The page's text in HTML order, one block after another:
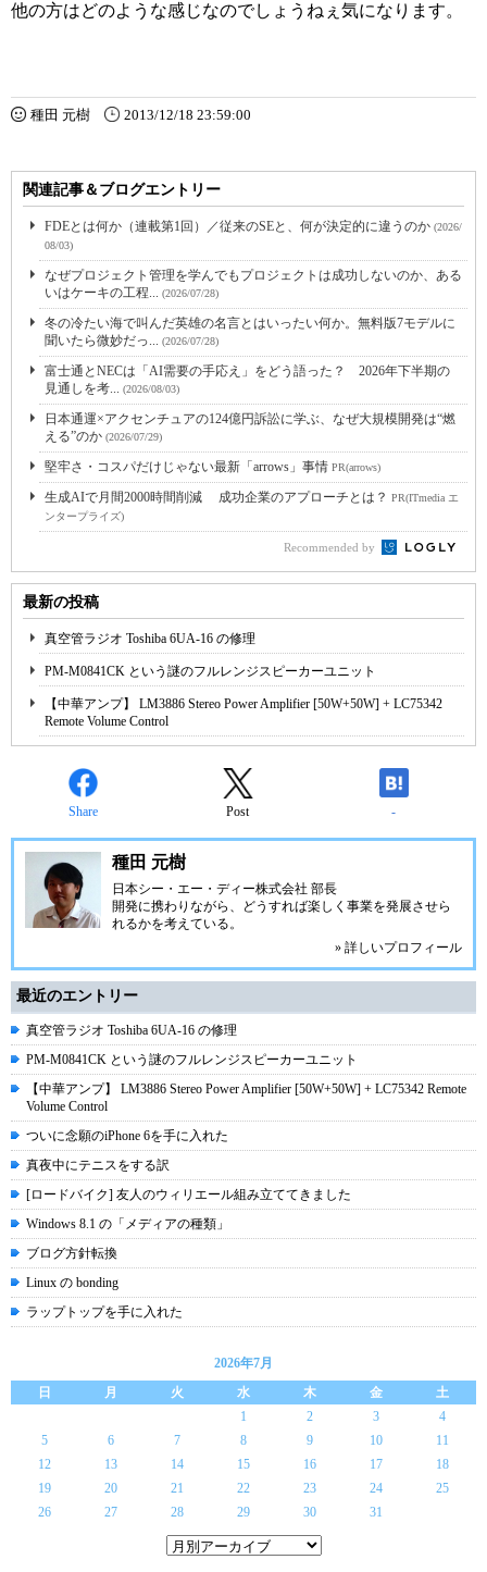
他の方はどのような感じなのでしょうねぇ気になります。
種田 元樹 2013/12/18 23:59:00
関連記事＆ブログエントリー
FDEとは何か（連載第1回）／従来のSEと、何が決定的に違うのか (2026/
08/03)
なぜプロジェクト管理を学んでもプロジェクトは成功しないのか、ある
いはケーキの工程... (2026/07/28)
冬の冷たい海で叫んだ英雄の名言とはいったい何か。無料版7モデルに
聞いたら微妙だっ... (2026/07/28)
富士通とNECは「AI需要の手応え」をどう語った？ 2026年下半期の
見通しを考... (2026/08/03)
日本通運×アクセンチュアの124億円訴訟に学ぶ、なぜ大規模開発は“燃
える”のか (2026/07/29)
堅牢さ・コスパだけじゃない最新「arrows」事情 PR(arrows)
生成AIで月間2000時間削減 成功企業のアプローチとは？ PR(ITmedia エ
ンタープライズ)
Recommended by
最新の投稿
真空管ラジオ Toshiba 6UA-16 の修理
PM-M0841CK という謎のフルレンジスピーカーユニット
【中華アンプ】 LM3886 Stereo Power Amplifier [50W+50W] + LC75342
Remote Volume Control
Share Post -
種田 元樹
日本シー・エー・ディー株式会社 部長
開発に携わりながら、どうすれば楽しく事業を発展させら
れるかを考えている。
» 詳しいプロフィール
最近のエントリー
真空管ラジオ Toshiba 6UA-16 の修理
PM-M0841CK という謎のフルレンジスピーカーユニット
【中華アンプ】 LM3886 Stereo Power Amplifier [50W+50W] + LC75342 Remote
Volume Control
ついに念願のiPhone 6を手に入れた
真夜中にテニスをする訳
[ロードバイク] 友人のウィリエール組み立ててきました
Windows 8.1 の「メディアの種類」
ブログ方針転換
Linux の bonding
ラップトップを手に入れた
2026年7月
日
月 火 水 木 金
土
1
2 3
4
5
6 7 8 9 10
11
12
13 14 15 16 17
18
19
20 21 22 23 24
25
26
27 28 29 30 31